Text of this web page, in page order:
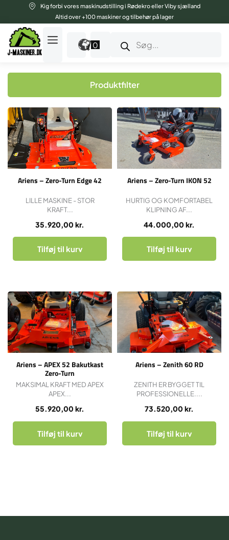
indholdet
Kig forbi vores maskinudstilling i Rødekro eller Viby sjælland
Altid over +100 maskiner og tilbehør på lager
0
Produktfilter
Ariens – Zero-Turn Edge 42
35.920,00 kr.
LILLE MASKINE - STOR
KRAFT...
Tilføj til kurv
Ariens – Zero-Turn IKON 52
44.000,00 kr.
HURTIG OG KOMFORTABEL
KLIPNING AF...
Tilføj til kurv
Ariens – APEX 52 Bakutkast
Zero-Turn
55.920,00 kr.
MAKSIMAL KRAFT MED APEX
APEX...
Tilføj til kurv
Ariens – Zenith 60 RD
73.520,00 kr.
ZENITH ER BYGGET TIL
PROFESSIONELLE....
Tilføj til kurv